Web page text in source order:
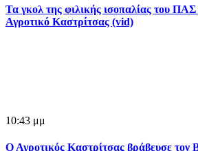
Τα γκολ της φιλικής ισοπαλίας του
Αγροτικό Καστρίτσας (vid)
10:43 μμ
Ο Αγροτικός Καστρίτσας βράβευσε τον